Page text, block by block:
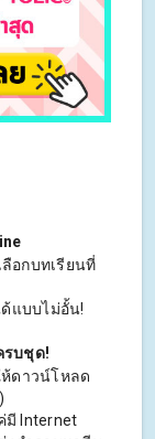
ลือกบทเรียนที่
แบบไม่อั้น!
รบชุด!
ห้ดาวน์โหลด
มี Internet